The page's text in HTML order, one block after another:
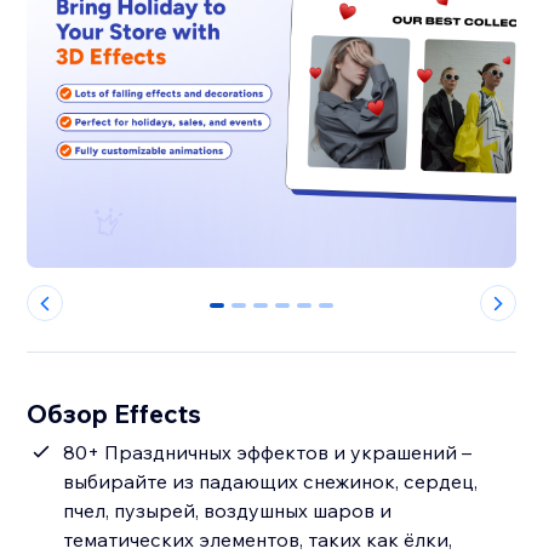
0 1 2 3 4 5
Обзор Effects
80+ Праздничных эффектов и украшений –
выбирайте из падающих снежинок, сердец,
пчел, пузырей, воздушных шаров и
тематических элементов, таких как ёлки,